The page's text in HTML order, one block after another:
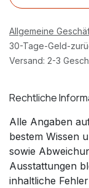
Allgemeine
30-Tage-Geld-
Versand: 2-3
Rechtliche
Alle Angaben
bestem Wissen
sowie
Ausstattungen
inhaltliche